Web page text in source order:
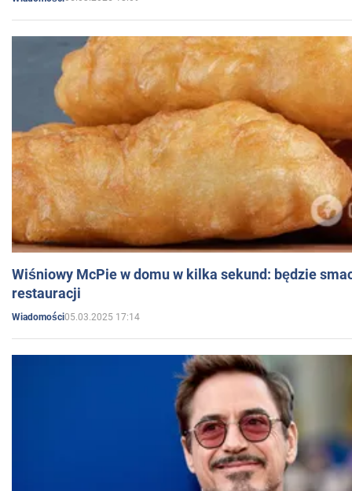
Wiśniowy McPie w domu w kilka sekund: będzie
restauracji
Wiadomości05.03.2025 17:14